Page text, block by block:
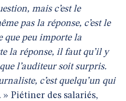
mais c’est le
pas la réponse, c’est le
que peu importe la
la réponse, il faut qu’il y
l’auditeur soit surpris.
c’est quelqu’un qui
» Piétiner des salariés,